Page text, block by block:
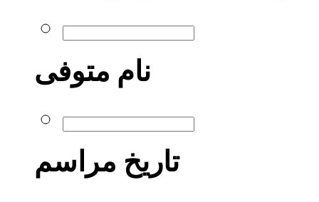
نام متوفی
تاریخ مراسم